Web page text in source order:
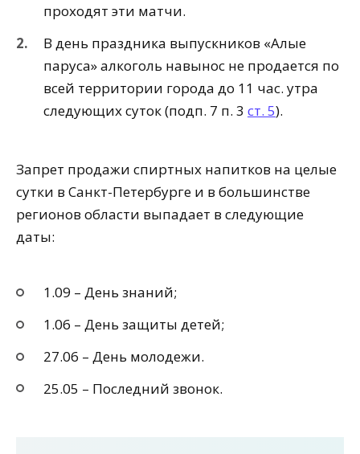
проходят эти матчи.
В день праздника выпускников «Алые
паруса» алкоголь навынос не продается по
всей территории города до 11 час. утра
следующих суток (подп. 7 п. 3 ст. 5).
Запрет продажи спиртных напитков на целые
сутки в Санкт-Петербурге и в большинстве
регионов области выпадает в следующие
даты:
1.09 – День знаний;
1.06 – День защиты детей;
27.06 – День молодежи.
25.05 – Последний звонок.